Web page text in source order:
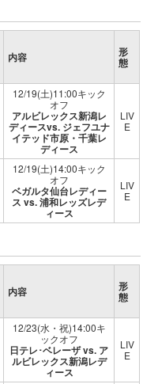
内容 形
態
12/19(土)11:00キック
オフ
アルビレックス新潟レ
ディースvs. ジェフユナ
イテッド市原・千葉レ
ディース
LIV
E
12/19(土)14:00キック
オフ
ベガルタ仙台レディー
ス vs. 浦和レッズレデ
ィース
LIV
E
内容 形
態
12/23(水・祝)14:00キ
ックオフ
日テレ･ベレーザ vs. ア
ルビレックス新潟レデ
ィース
LIV
E